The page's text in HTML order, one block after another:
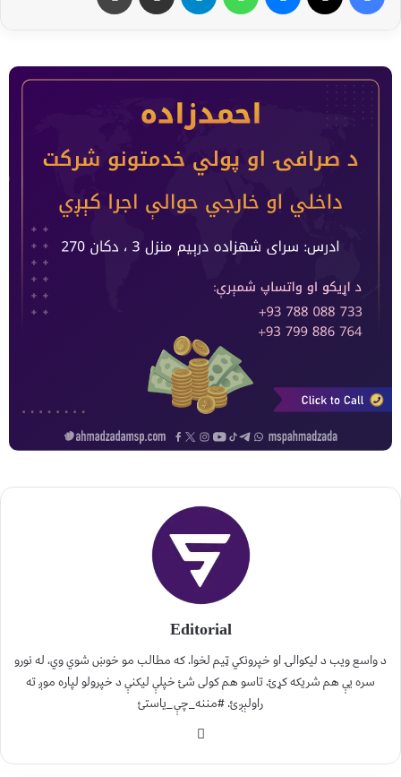
Editorial
د واسع ویب د لیکوالۍ او خپرونکي ټیم لخوا. که مطالب مو خوښ شوي وي، له نورو
سره یې هم شریکه کړئ. تاسو هم کولی شئ خپلې لیکنې د خپرولو لپاره موږ ته
راولېږئ. #مننه_چې_یاستئ